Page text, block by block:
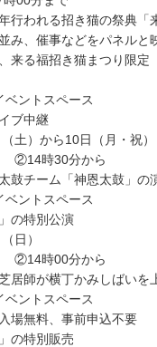
われる招き猫の祭典「
み、催事などをパネル
来る福招き猫まつり限
ントスペース
ブ中継
）から10日（月・祝）
時30分から
チーム「神恩太鼓」の演
ントスペース
の特別公演
日）
時00分から
師が横丁かみしばいを上
ントスペース
無料、事前申込不要
の特別販売